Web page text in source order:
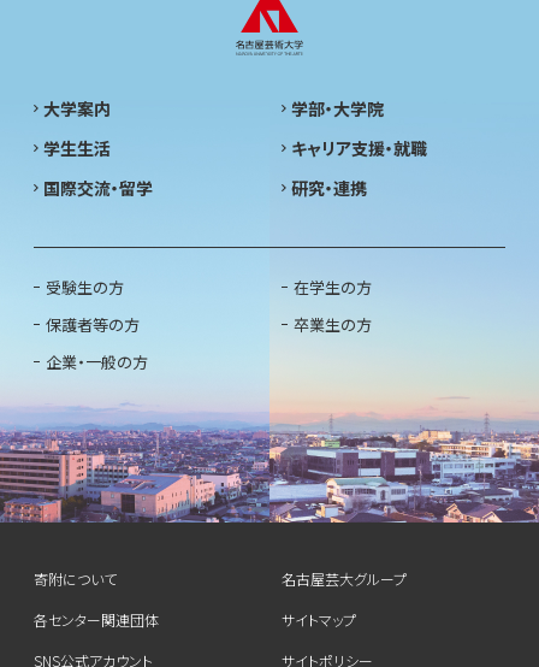
大学案内
学部・大学院
学生生活
キャリア支援・就職
国際交流・留学
研究・連携
受験生の方
在学生の方
保護者等の方
卒業生の方
企業・一般の方
寄附について
名古屋芸大グループ
各センター関連団体
サイトマップ
SNS公式アカウント
サイトポリシー